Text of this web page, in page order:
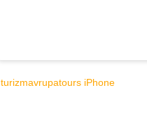
turizmavrupatours iPhone